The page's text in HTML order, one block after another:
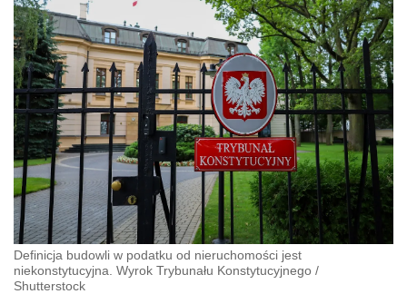
Definicja budowli w podatku od nieruchomości jest
niekonstytucyjna. Wyrok Trybunału Konstytucyjnego /
Shutterstock